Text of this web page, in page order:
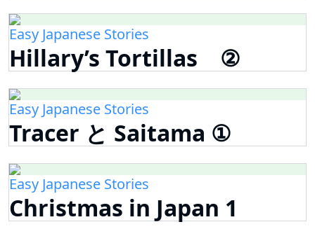
Easy Japanese Stories
Hillary’s Tortillas ②
Easy Japanese Stories
Tracer と Saitama ①
Easy Japanese Stories
Christmas in Japan 1